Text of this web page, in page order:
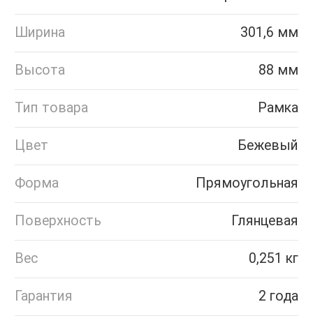
Ширина 301,6 мм
Высота 88 мм
Тип товара Рамка
Цвет Бежевый
Форма Прямоугольная
Поверхность Глянцевая
Вес 0,251 кг
Гарантия 2 года